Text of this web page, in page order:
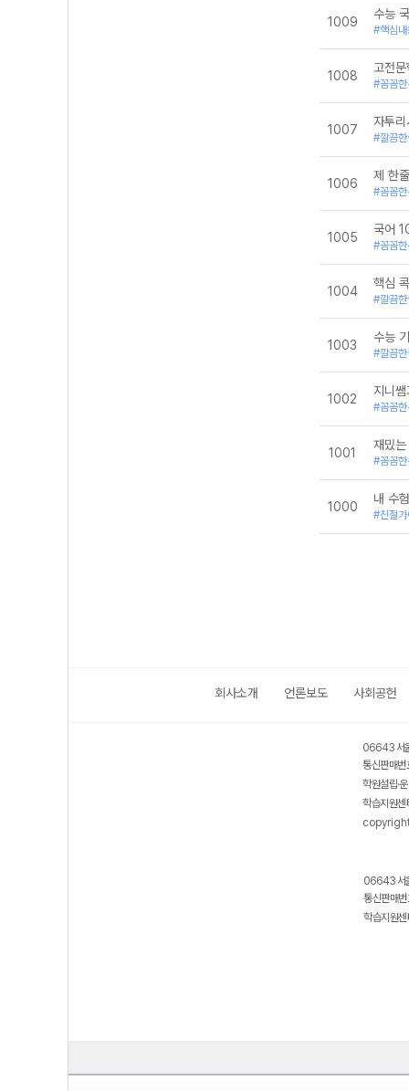
공통국어2-미
공통국어2-비
공통국어2-천
공통국어2-천
공통국어2-해
독서 토론과 글
독서-동아
독서-미래엔
독서-비상
독서-신사고
독서와 작문-해
문법(어휘·어법)
문학-동아
문학-미래엔
문학-미래엔
문학-비상
문학-비상(한)
문학-신사고
문학-천재
문학-천재(김)
언어(문법)
언어와매체-미
전범위
화법과 언어-미
화법과 언어-비
화법과 언어-창
1009
수능
#핵심
1008
고전
#꼼꼼
1007
자투
#깔끔
1006
제 한
#꼼꼼
1005
국어
#꼼꼼
1004
핵심
#깔끔
1003
수능
#깔끔
1002
지니
#꼼꼼
1001
재밌
#꼼꼼
1000
내 수
#친절
회사소개 언론보도 사회공헌
06643 서
통신판매
학원설립·
학습지원
06643 서
통신판매
학습지원